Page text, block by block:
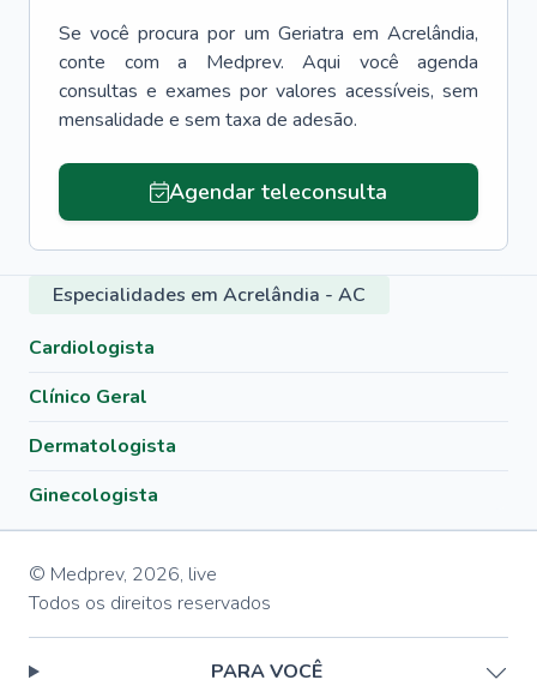
Se você procura por um Geriatra em Acrelândia,
conte com a Medprev. Aqui você agenda
consultas e exames por valores acessíveis, sem
mensalidade e sem taxa de adesão.
Agendar teleconsulta
Especialidades em Acrelândia - AC
Cardiologista
Clínico Geral
Dermatologista
Ginecologista
© Medprev, 2026, live
Todos os direitos reservados
PARA VOCÊ